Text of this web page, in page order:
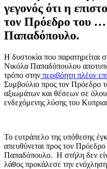
γεγονός ότι η
τον Πρόεδρο του
Παπαδόπουλο.
Η δυστοκία που παρατηρείται
Νικόλα Παπαδόπουλου
τρόπο στην περιβόητη πλέον
Συμβούλιο προς τον
αξιωμάτων και θέσεων σε
ενδεχόμενης λύσης του
Το ευτράπελο της υπόθεσης
απευθύνεται προς τον
Παπαδόπουλο. Η στήλη δεν
λάθος προκάλεσε την